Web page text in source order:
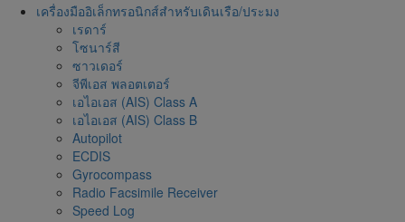
เครื่องมืออิเล็กทรอนิกส์สำหรับเดินเรือ/ประมง
เรดาร์
โซนาร์สี
ซาวเดอร์
จีพีเอส พลอตเตอร์
เอไอเอส (AIS) Class A
เอไอเอส (AIS) Class B
Autopilot
ECDIS
Gyrocompass
Radio Facsimile Receiver
Speed Log